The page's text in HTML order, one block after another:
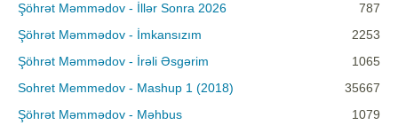
Şöhrət Məmmədov - İllər Sonra 2026
787
Şöhrət Məmmədov - İmkansızım
2253
Şöhrət Məmmədov - İrəli Əsgərim
1065
Sohret Memmedov - Mashup 1 (2018)
35667
Şöhrət Məmmədov - Məhbus
1079